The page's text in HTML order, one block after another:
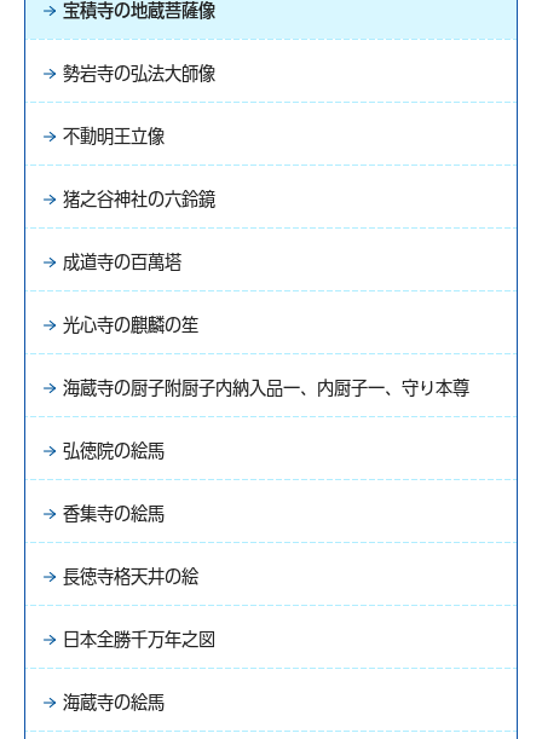
宝積寺の地蔵菩薩像
勢岩寺の弘法大師像
不動明王立像
猪之谷神社の六鈴鏡
成道寺の百萬塔
光心寺の麒麟の笙
海蔵寺の厨子附厨子内納入品一、内厨子一、守り本尊
弘徳院の絵馬
香集寺の絵馬
長徳寺格天井の絵
日本全勝千万年之図
海蔵寺の絵馬